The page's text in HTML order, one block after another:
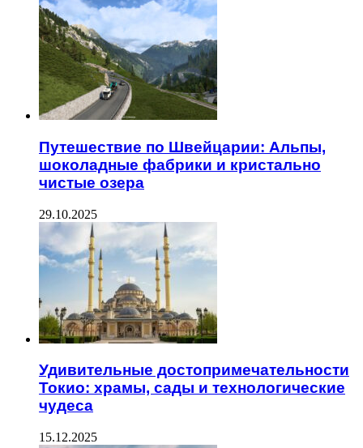
Путешествие по Швейцарии: Альпы,
шоколадные фабрики и кристально
чистые озера
29.10.2025
Удивительные достопримечательности
Токио: храмы, сады и технологические
чудеса
15.12.2025